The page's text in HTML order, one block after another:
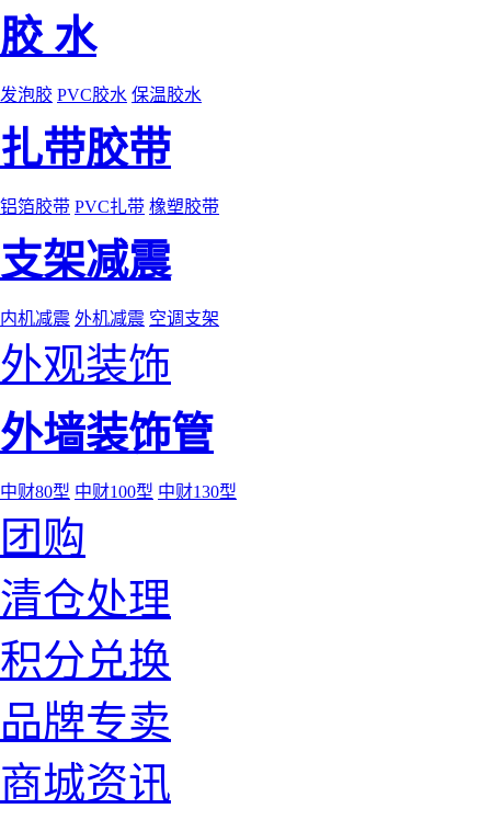
胶 水
发泡胶 PVC胶水 保温胶水
扎带胶带
铝箔胶带 PVC扎带 橡塑胶带
支架减震
内机减震 外机减震 空调支架
外观装饰
外墙装饰管
中财80型 中财100型 中财130型
团购
清仓处理
积分兑换
品牌专卖
商城资讯